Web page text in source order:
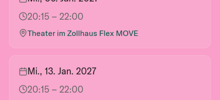
20:15 – 22:00
Theater im Zollhaus Flex MOVE
Mi., 13. Jan. 2027
20:15 – 22:00